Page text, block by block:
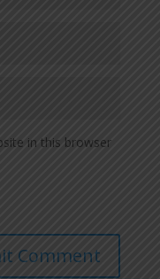
in this browser